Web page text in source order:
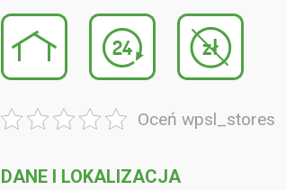
Oceń wpsl_stores
DANE I LOKALIZACJA